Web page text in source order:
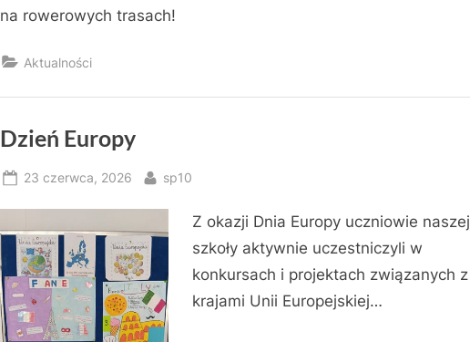
na rowerowych trasach!
Aktualności
Dzień Europy
Posted
23 czerwca, 2026 By
sp10
Z okazji Dnia Europy uczniowie naszej
szkoły aktywnie uczestniczyli w
konkursach i projektach związanych z
krajami Unii Europejskiej…